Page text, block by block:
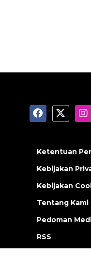
Ketentuan
Kebijakan
Kebijakan
Tentang Kami
Pedoman
RSS